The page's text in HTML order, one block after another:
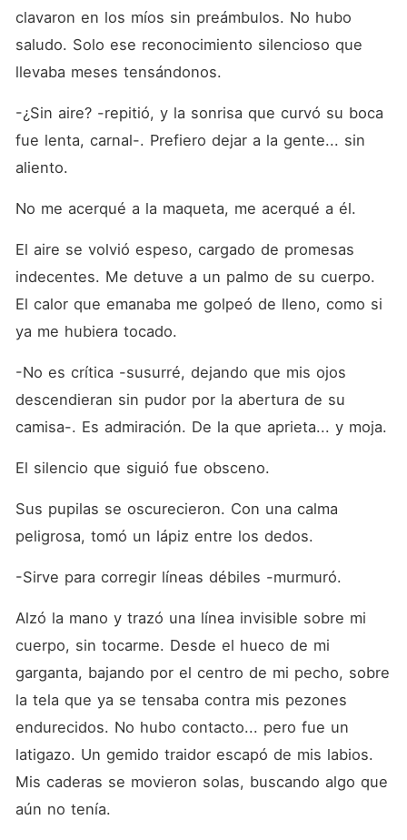
clavaron en los míos sin preámbulos. No hubo
saludo. Solo ese reconocimiento silencioso que
llevaba meses tensándonos.
-¿Sin aire? -repitió, y la sonrisa que curvó su boca
fue lenta, carnal-. Prefiero dejar a la gente... sin
aliento.
No me acerqué a la maqueta, me acerqué a él.
El aire se volvió espeso, cargado de promesas
indecentes. Me detuve a un palmo de su cuerpo.
El calor que emanaba me golpeó de lleno, como si
ya me hubiera tocado.
-No es crítica -susurré, dejando que mis ojos
descendieran sin pudor por la abertura de su
camisa-. Es admiración. De la que aprieta... y moja.
El silencio que siguió fue obsceno.
Sus pupilas se oscurecieron. Con una calma
peligrosa, tomó un lápiz entre los dedos.
-Sirve para corregir líneas débiles -murmuró.
Alzó la mano y trazó una línea invisible sobre mi
cuerpo, sin tocarme. Desde el hueco de mi
garganta, bajando por el centro de mi pecho, sobre
la tela que ya se tensaba contra mis pezones
endurecidos. No hubo contacto... pero fue un
latigazo. Un gemido traidor escapó de mis labios.
Mis caderas se movieron solas, buscando algo que
aún no tenía.